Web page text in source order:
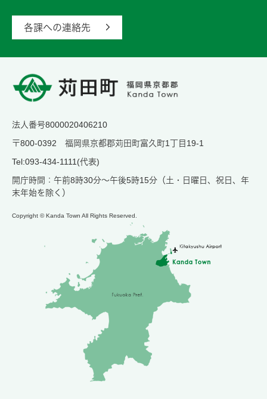
各課への連絡先
法人番号8000020406210
〒800-0392 福岡県京都郡苅田町富久町1丁目19-1
Tel:093-434-1111(代表)
開庁時間：午前8時30分～午後5時15分（土・日曜日、祝日、年
末年始を除く）
Copyright © Kanda Town All Rights Reserved.